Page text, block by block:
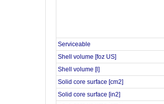
Serviceable
Shell volume [foz US]
Shell volume [l]
Solid core surface [cm2]
Solid core surface [in2]